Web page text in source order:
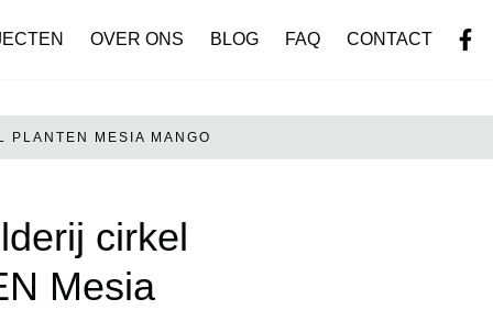
OVER ONS BLOG FAQ CONTACT
PLANTEN MESIA MANGO
cirkel
Mesia